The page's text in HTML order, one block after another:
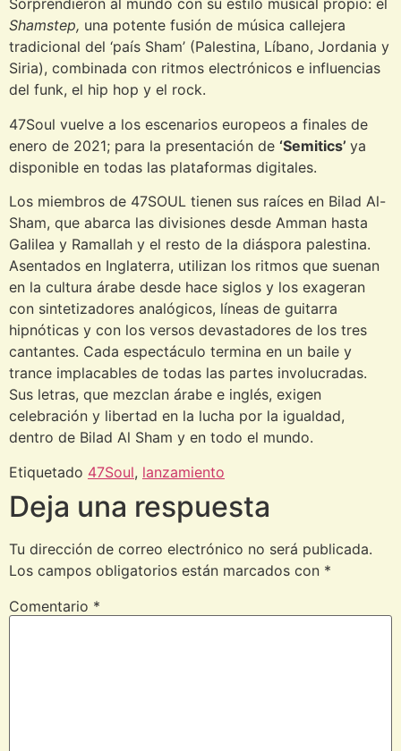
Sorprendieron al mundo con su estilo musical propio: el
Shamstep, una potente fusión de música callejera
tradicional del ‘país Sham’ (Palestina, Líbano, Jordania y
Siria), combinada con ritmos electrónicos e influencias
del funk, el hip hop y el rock.
47Soul vuelve a los escenarios europeos a finales de
enero de 2021; para la presentación de ‘Semitics’ ya
disponible en todas las plataformas digitales.
Los miembros de 47SOUL tienen sus raíces en Bilad Al-
Sham, que abarca las divisiones desde Amman hasta
Galilea y Ramallah y el resto de la diáspora palestina.
Asentados en Inglaterra, utilizan los ritmos que suenan
en la cultura árabe desde hace siglos y los exageran
con sintetizadores analógicos, líneas de guitarra
hipnóticas y con los versos devastadores de los tres
cantantes. Cada espectáculo termina en un baile y
trance implacables de todas las partes involucradas.
Sus letras, que mezclan árabe e inglés, exigen
celebración y libertad en la lucha por la igualdad,
dentro de Bilad Al Sham y en todo el mundo.
Etiquetado 47Soul, lanzamiento
Deja una respuesta
Tu dirección de correo electrónico no será publicada.
Los campos obligatorios están marcados con *
Comentario *